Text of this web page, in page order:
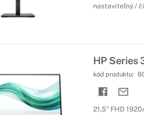
nastaviteľný /
HP Series
kód produktu:
21,5" FHD